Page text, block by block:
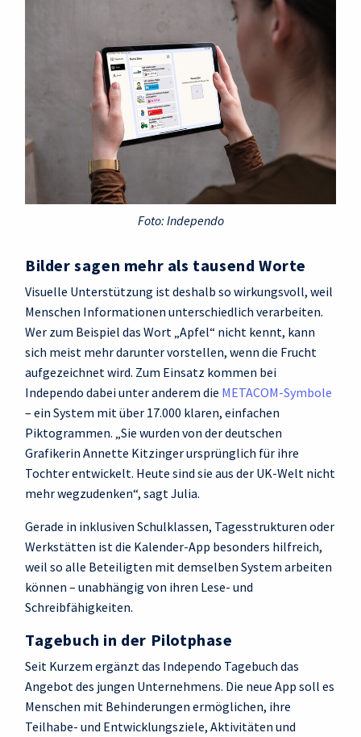
Foto: Independo
Bilder sagen mehr als tausend Worte
Visuelle Unterstützung ist deshalb so wirkungsvoll, weil
Menschen Informationen unterschiedlich verarbeiten.
Wer zum Beispiel das Wort „Apfel“ nicht kennt, kann
sich meist mehr darunter vorstellen, wenn die Frucht
aufgezeichnet wird. Zum Einsatz kommen bei
Independo dabei unter anderem die METACOM‑Symbole
– ein System mit über 17.000 klaren, einfachen
Piktogrammen. „Sie wurden von der deutschen
Grafikerin Annette Kitzinger ursprünglich für ihre
Tochter entwickelt. Heute sind sie aus der UK‑Welt nicht
mehr wegzudenken“, sagt Julia.
Gerade in inklusiven Schulklassen, Tagesstrukturen oder
Werkstätten ist die Kalender-App besonders hilfreich,
weil so alle Beteiligten mit demselben System arbeiten
können – unabhängig von ihren Lese- und
Schreibfähigkeiten.
Tagebuch in der Pilotphase
Seit Kurzem ergänzt das Independo Tagebuch das
Angebot des jungen Unternehmens. Die neue App soll es
Menschen mit Behinderungen ermöglichen, ihre
Teilhabe- und Entwicklungsziele, Aktivitäten und